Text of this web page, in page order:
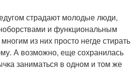
страдают молодые люди,
и функциональным
из них просто негде стирать
А возможно, еще сохранилась
заниматься в одном и том же